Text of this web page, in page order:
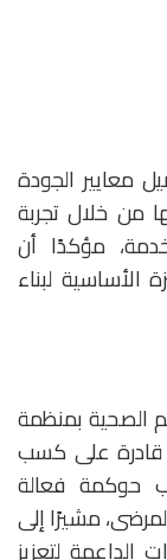
معايير الجودة
من خلال تجربة
مؤكدًا أن
الأساسية لبناء
الصحية بمنظمة
قادرة على كسب
حوكمة فعالة
مشيرًا إلى
الداعمة لتعزيز